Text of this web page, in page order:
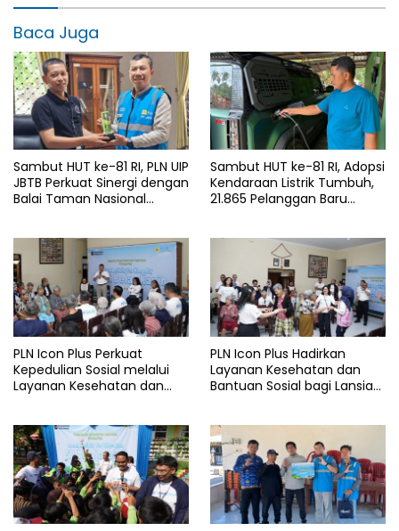
Baca Juga
Sambut HUT ke-81 RI, PLN UIP
JBTB Perkuat Sinergi dengan
Balai Taman Nasional
kV Paiton–
Watudodol/Kalipuro
Sambut HUT ke-81 RI, Adopsi
Kendaraan Listrik Tumbuh,
21.865 Pelanggan Baru
PLN Icon Plus Perkuat
Kepedulian Sosial melalui
Layanan Kesehatan dan
PLN Icon Plus Hadirkan
Layanan Kesehatan dan
Bantuan Sosial bagi Lansia